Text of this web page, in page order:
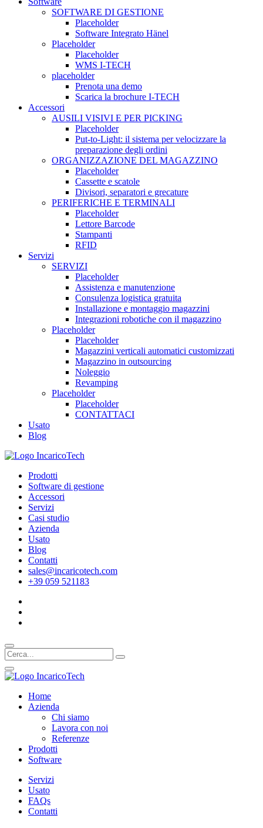
SOFTWARE DI GESTIONE
Placeholder
Software Integrato Hänel
Placeholder
Placeholder
WMS I-TECH
placeholder
Prenota una demo
Scarica la brochure I-TECH
Accessori
AUSILI VISIVI E PER PICKING
Placeholder
Put-to-Light: il sistema per velocizzare la
preparazione degli ordini
ORGANIZZAZIONE DEL MAGAZZINO
Placeholder
Cassette e scatole
Divisori, separatori e grecature
PERIFERICHE E TERMINALI
Placeholder
Lettore Barcode
Stampanti
RFID
Servizi
SERVIZI
Placeholder
Assistenza e manutenzione
Consulenza logistica gratuita
Installazione e montaggio magazzini
Integrazioni robotiche con il magazzino
Placeholder
Placeholder
Magazzini verticali automatici customizzati
Magazzino in outsourcing
Noleggio
Revamping
Placeholder
Placeholder
CONTATTACI
Usato
Blog
Prodotti
Software di gestione
Accessori
Servizi
Casi studio
Azienda
Usato
Blog
Contatti
sales@incaricotech.com
+39 059 521183
Home
Azienda
Chi siamo
Lavora con noi
Referenze
Prodotti
Software
Servizi
Usato
FAQs
Contatti